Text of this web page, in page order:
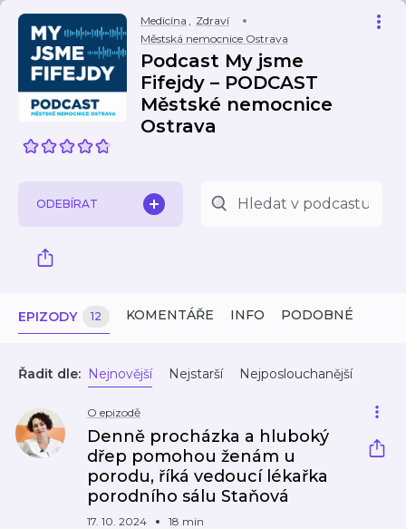
Medicína , Zdraví
Městská nemocnice Ostrava
Podcast My jsme
Fifejdy – PODCAST
Městské nemocnice
Ostrava
ODEBÍRAT
EPIZODY 12 KOMENTÁŘE INFO PODOBNÉ
Řadit dle: Nejnovější Nejstarší Nejposlouchanější
O epizodě
Denně procházka a hluboký
dřep pomohou ženám u
porodu, říká vedoucí lékařka
porodního sálu Staňová
17. 10. 2024 18 min